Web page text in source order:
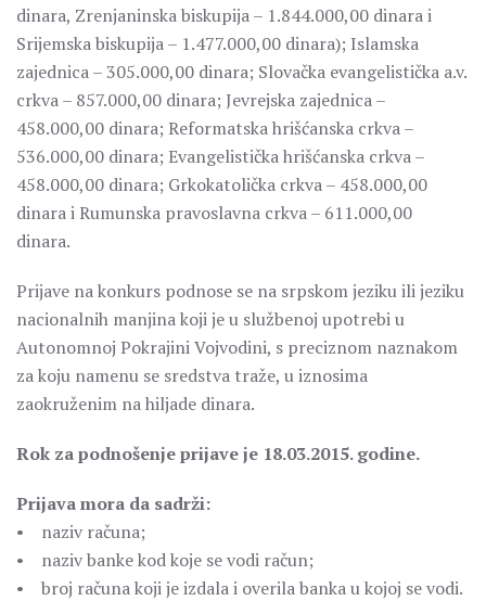
dinara, Zrenjaninska biskupija – 1.844.000,00 dinara i
Srijemska biskupija – 1.477.000,00 dinara); Islamska
zajednica – 305.000,00 dinara; Slovačka evangelistička a.v.
crkva – 857.000,00 dinara; Jevrejska zajednica –
458.000,00 dinara; Reformatska hrišćanska crkva –
536.000,00 dinara; Evangelistička hrišćanska crkva –
458.000,00 dinara; Grkokatolička crkva – 458.000,00
dinara i Rumunska pravoslavna crkva – 611.000,00
dinara.
Prijave na konkurs podnose se na srpskom jeziku ili jeziku
nacionalnih manjina koji je u službenoj upotrebi u
Autonomnoj Pokrajini Vojvodini, s preciznom naznakom
za koju namenu se sredstva traže, u iznosima
zaokruženim na hiljade dinara.
Rok za podnošenje prijave je 18.03.2015. godine.
Prijava mora da sadrži:
• naziv računa;
• naziv banke kod koje se vodi račun;
• broj računa koji je izdala i overila banka u kojoj se vodi.